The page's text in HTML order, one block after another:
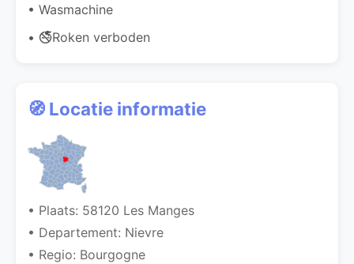
• Wasmachine
• 🚭Roken verboden
🧭 Locatie informatie
• Plaats: 58120 Les Manges
• Departement: Nievre
• Regio: Bourgogne